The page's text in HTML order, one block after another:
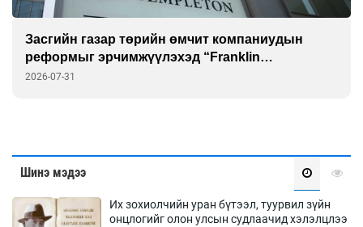
Засгийн газар төрийн өмчит компаниудын
реформыг эрчимжүүлэхэд “Franklin
Templeton”-той хамтарна
2026-07-31
Шинэ мэдээ
Их зохиолчийн уран бүтээл, туурвил зүйн
онцлогийг олон улсын судлаачид хэлэлцлээ